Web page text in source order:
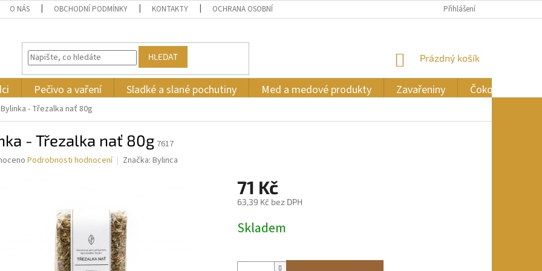
O NÁS OBCHODNÍ PODMÍNKY KONTAKTY OCHRANA OSOBNÍCH ÚDAJŮ Přihlášení
HLEDAT
NÁKUPNÍ
Prázdný košík
Pečivo a vaření Sladké a slané pochutiny Med a medové produkty Zavařeniny Čokoláda
Bylinka - Třezalka nať 80g
- Třezalka nať 80g 7617
Podrobnosti hodnocení Značka: Bylinca
71 Kč
63,39 Kč bez DPH
cena:
Skladem